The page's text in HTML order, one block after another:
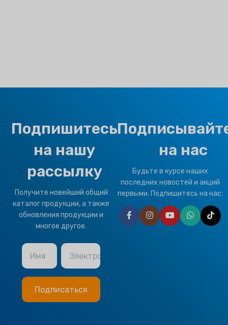
Подпишитесь
на нашу
рассылку
Получите новейший общий
каталог продукции, а также
обновления продукции и
многое другое.
Имя Электронная почта
на нас
Будьте в курсе наших
последних новостей и акций
первыми. Подпишитесь на нас: